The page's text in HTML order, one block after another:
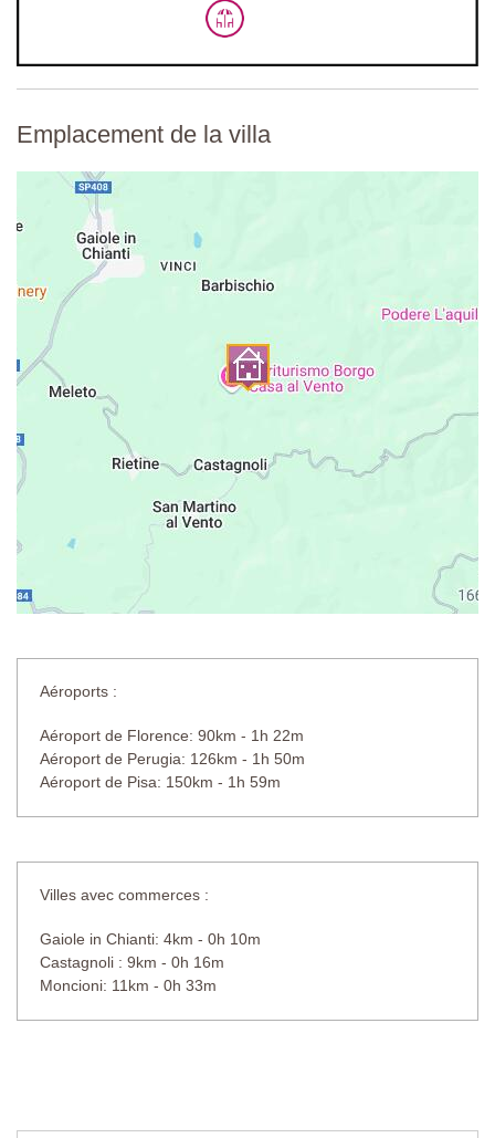
Emplacement de la villa
Aéroports :
Aéroport de Florence: 90km - 1h 22m
Aéroport de Perugia: 126km - 1h 50m
Aéroport de Pisa: 150km - 1h 59m
Villes avec commerces :
Gaiole in Chianti: 4km - 0h 10m
Castagnoli : 9km - 0h 16m
Moncioni: 11km - 0h 33m